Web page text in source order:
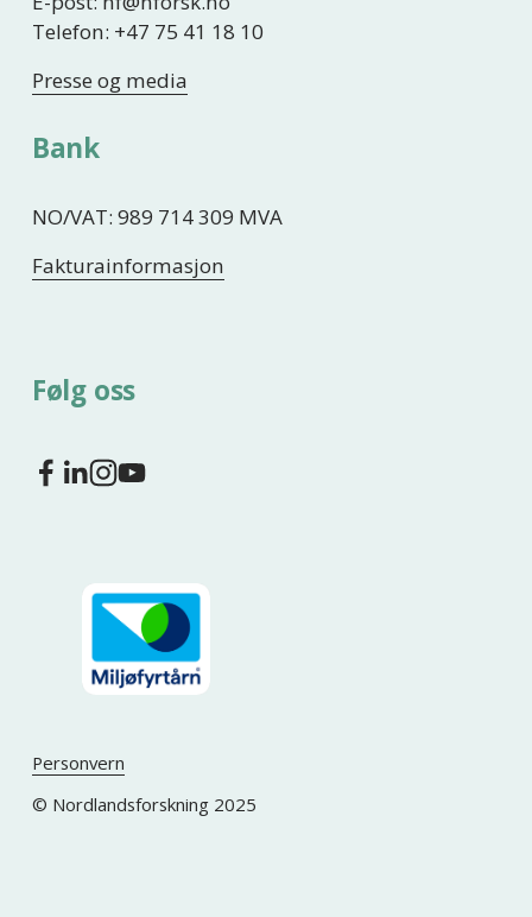
Telefon: +47 75 41 18 10
Presse og media
Bank
NO/VAT: 989 714 309 MVA
Fakturainformasjon
Følg oss
Personvern
© Nordlandsforskning 2025